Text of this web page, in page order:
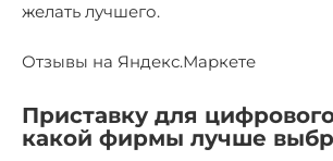
желать лучшего.
Отзывы на Яндекс.Маркете
Приставку для
какой фирмы лучше